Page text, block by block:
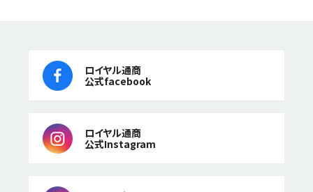
ロイヤル通商
公式facebook
ロイヤル通商
公式Instagram